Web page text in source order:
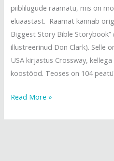
piiblilugude raamatu, mis on
eluaastast. Raamat kannab
Biggest Story Bible
illustreerinud Don Clark). Selle
USA kirjastus Crossway,
koostööd. Teoses on 104
Read More »